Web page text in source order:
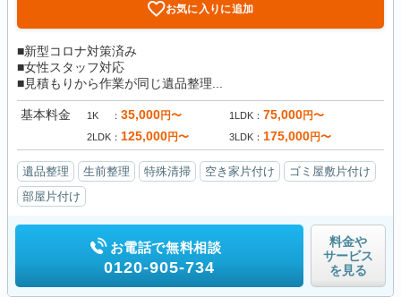
お気に入りに追加
■新型コロナ対策済み
■女性スタッフ対応
■見積もりから作業が同じ遺品整理...
基本料金 1K 35,000円〜 1LDK 75,000円〜
2LDK 125,000円〜 3LDK 175,000円〜
遺品整理 生前整理 特殊清掃 空き家片付け
ゴミ屋敷片付け
部屋片付け
お電話で無料相談
0120-905-734
料金や
サービス
を見る